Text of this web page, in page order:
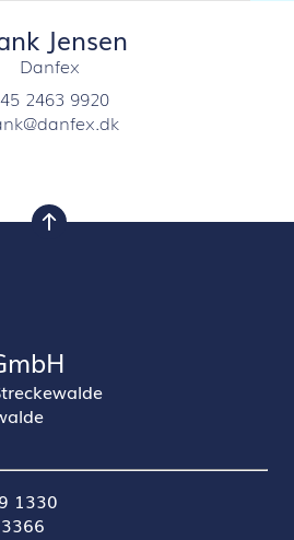
Jensen
Danfex
2463 9920
nach oben
1330